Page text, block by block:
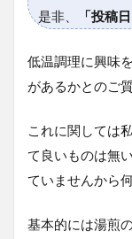
是非、
「投稿日
低温調理に興味
があるかとのご
これに関しては
て良いものは無
ていませんから
基本的には湯煎